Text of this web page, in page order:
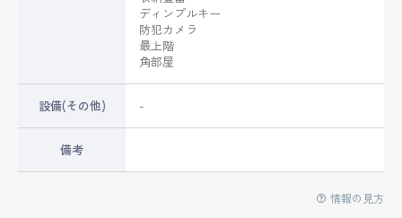
ディンプルキー
防犯カメラ
最上階
角部屋
設備(その他) -
備考
情報の見方